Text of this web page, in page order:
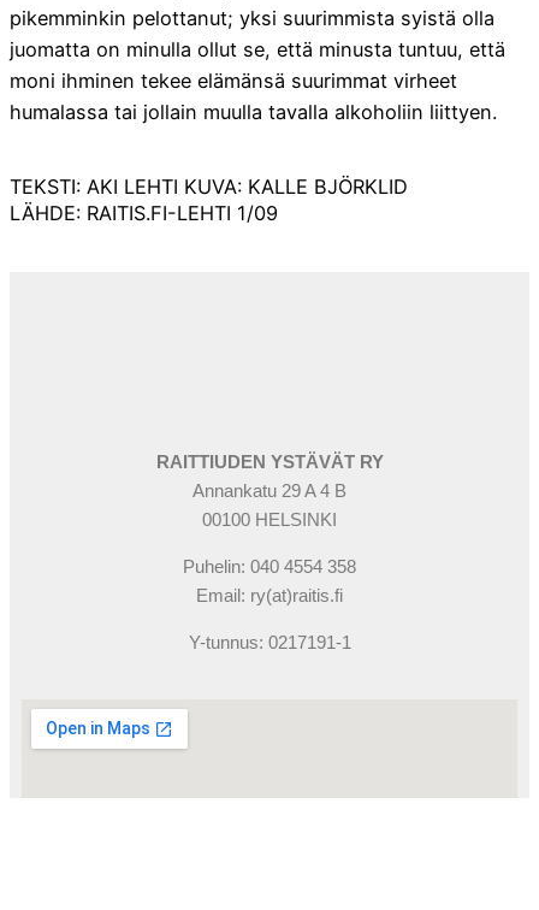
pikemminkin pelottanut; yksi suurimmista syistä olla
juomatta on minulla ollut se, että minusta tuntuu, että
moni ihminen tekee elämänsä suurimmat virheet
humalassa tai jollain muulla tavalla alkoholiin liittyen.
TEKSTI: AKI LEHTI KUVA: KALLE BJÖRKLID
LÄHDE: RAITIS.FI-LEHTI 1/09
RAITTIUDEN YSTÄVÄT RY
Annankatu 29 A 4 B
00100 HELSINKI
Puhelin: 040 4554 358
Email: ry(at)raitis.fi
Y-tunnus: 0217191-1